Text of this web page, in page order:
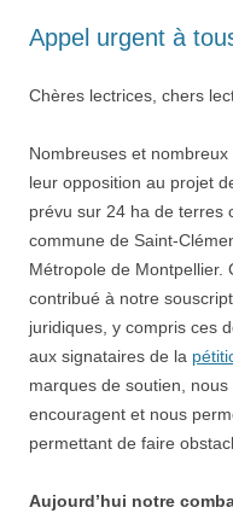
Appel urgent à
Chères lectrices, chers
Nombreuses et
leur opposition au projet
prévu sur 24 ha de terres
commune de Saint-
Métropole de Montpellier.
contribué à notre
juridiques, y compris ces
aux signataires de la
marques de soutien,
encouragent et nous
permettant de faire
Aujourd’hui notre